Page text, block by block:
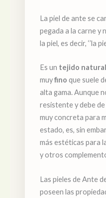
La piel de ante se
pegada a la carne y
la piel, es decir, ‘’la
Es un tejido natural
muyfino que suele
alta gama. Aunque
resistente y debe
muy concreta para
estado, es, sin
más estéticas para
y otros
Las pieles de Ante
poseen las